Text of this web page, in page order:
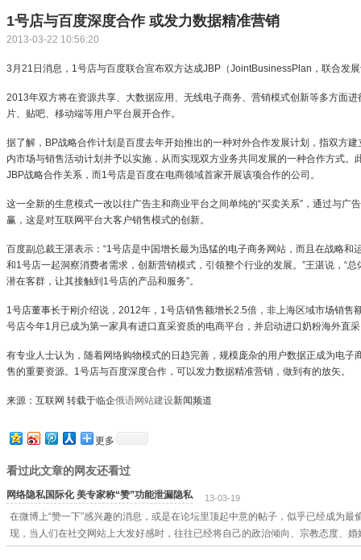
1号店与百度深度合作 或发力数据精准营销
2013-03-22 10:56:20
3月21日消息，1号店与百度联合宣布双方达成JBP（JointBusinessPlan，联合发
2013年双方将在资源共享、大数据应用、无线电子商务、营销模式创新等多方面
片、贴吧、移动端等用户平台展开合作。
据了解，BP战略合作计划是百度去年开始推出的一种对外合作发展计划，指双方
内市场与销售活动计划并予以实施，从而实现双方业务共同发展的一种合作方式
JBP战略合作关系，而1号店是百度在电商领域首家开展该项合作的公司。
这一全新的生意模式一改以往广告主和商业平台之间单纯的“买卖关系”，通过与广
赢，这是对互联网平台大客户销售模式的创新。
百度副总裁王湛表示：“1号店是中国增长最为迅猛的电子商务网站，而且在战略和
和1号店一起洞察消费者需求，创新营销模式，引领整个行业的发展。”王湛说，“
潜在客群，让其接触到1号店的产品和服务”。
1号店董事长于刚介绍说，2012年，1号店销售额增长2.5倍，非上海区域市场销售
号店今年1月已成为第一家具有进口直采资质的电商平台，并启动进口奶粉海外直
有专业人士认为，随着网络购物模式的日趋完善，规模庞杂的用户数据正成为电子
售的重要资源。1号店与百度深度合作，可以发力数据精准营销，做到有的放矢。
来源：互联网 转载于临企俄语网站建设新闻频道
更多
看过此文章的网友还看过
网络隐私国际化 美专家称“赞”功能泄漏隐私 13-03-19
在微博上“赞一下”感兴趣的消息，或是在论坛里顶起中意的帖子，似乎已经成为
现，当人们在社交网站上大发好感时，往往已经将自己的政治倾向、宗教态度、